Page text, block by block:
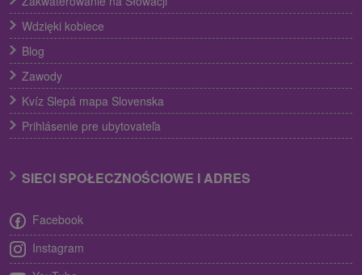
Wdzięki kobiece
Blog
Zawody
Kvíz Slepá mapa Slovenska
Prihlásenie pre ubytovateľa
SIECI SPOŁECZNOŚCIOWE I ADRES
Facebook
Instagram